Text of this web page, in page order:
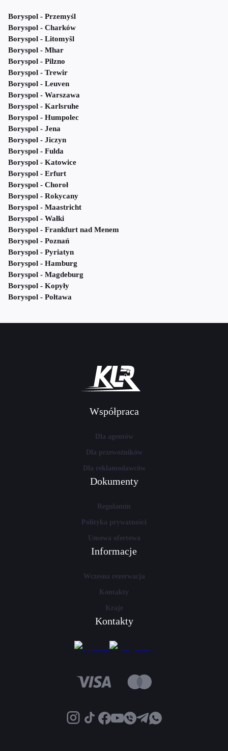
Boryspol - Przemyśl
Boryspol - Charków
Boryspol - Litomyšl
Boryspol - Mhar
Boryspol - Pilzno
Boryspol - Trewir
Boryspol - Leuven
Boryspol - Warszawa
Boryspol - Karlsruhe
Boryspol - Humpolec
Boryspol - Jena
Boryspol - Jiczyn
Boryspol - Fulda
Boryspol - Katowice
Boryspol - Erfurt
Boryspol - Choroł
Boryspol - Rokycany
Boryspol - Maastricht
Boryspol - Wałki
Boryspol - Frankfurt nad Menem
Boryspol - Poznań
Boryspol - Pyriatyn
Boryspol - Hamburg
Boryspol - Magdeburg
Boryspol - Kopyły
Boryspol - Połtawa
Współpraca
Dla agentów
Dla przewoźników
Dla reklamodawców
Dokumenty
Regulamin
Polityka prywatności
Umowa ofertowa
Informacje
Wczesna rezerwacja
Kontakty
Kraje
Kontakty